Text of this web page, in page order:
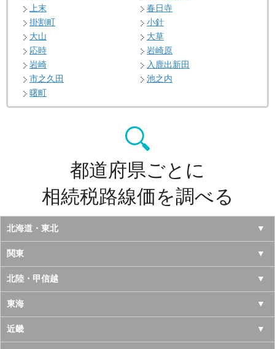
上末
春日寺
掛割町
小針
大山
大草
応時
岩崎原
岩崎
入鹿出新田
市之久田
池之内
曙町
都道府県ごとに
相続税路線価を調べる
北海道・東北
北海道
青森県
岩手県
宮城県
関東
東京都
神奈川県
千葉県
北陸・甲信越
山梨県
長野県
東海
愛知県
近畿